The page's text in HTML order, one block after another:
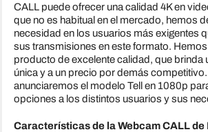
CALL puede ofrecer una calidad 4K en
que no es habitual en el mercado, hemos
necesidad en los usuarios más exigentes
sus transmisiones en este formato.
producto de excelente calidad, que brinda
única y a un precio por demás
anunciaremos el modelo Tell en 1080p
opciones a los distintos usuarios y sus
Características de la Webcam CALL de